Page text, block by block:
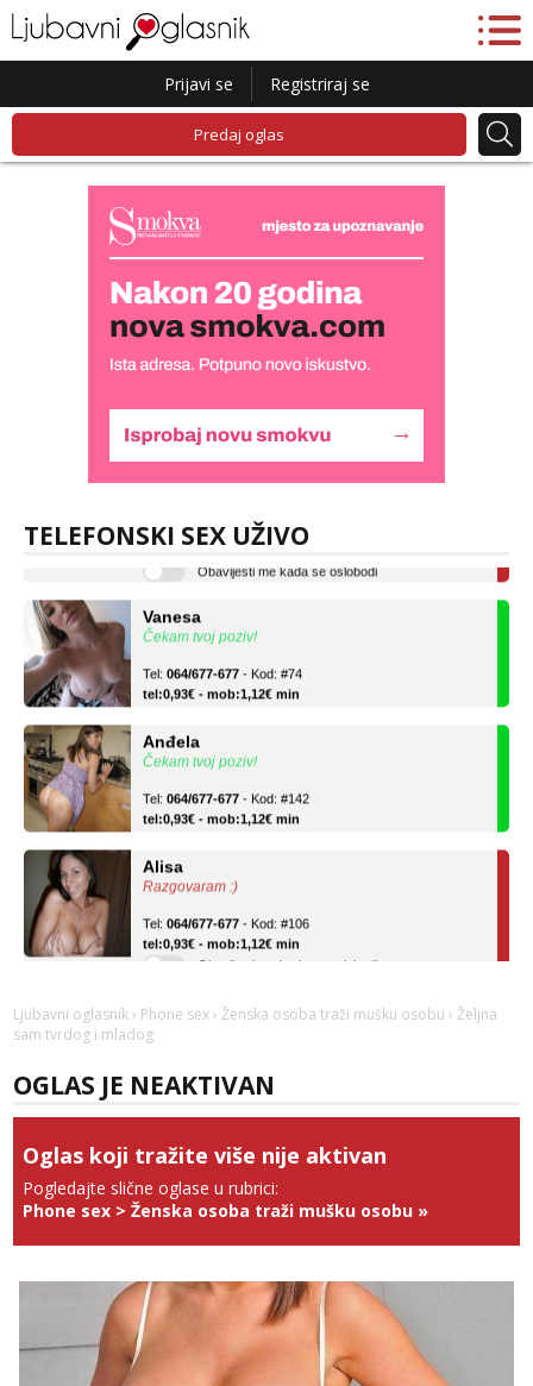
Prijavi se Registriraj se
Predaj oglas
TELEFONSKI SEX UŽIVO
tel:0,93€ - mob:1,12€ min
Čekam tvoj poziv!
tel:0,93€ - mob:1,12€ min
Čekam tvoj poziv!
tel:0,93€ - mob:1,12€ min
Razgovaram :)
tel:0,93€ - mob:1,12€ min
Obavijesti me kada se oslobodi
Čekam tvoj poziv!
Anđela
tel:0,93€ - mob:1,12€ min
Ljubavni oglasnik › Phone sex › Ženska osoba traži mušku osobu › Željna
sam tvrdog i mladog
OGLAS JE NEAKTIVAN
Oglas koji tražite više nije aktivan
Pogledajte slične oglase u rubrici:
Phone sex > Ženska osoba traži mušku osobu »